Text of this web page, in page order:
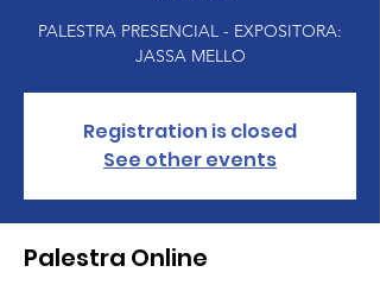
PALESTRA PRESENCIAL - EXPOSITORA:
JASSA MELLO
Registration is closed
See other events
Palestra Online